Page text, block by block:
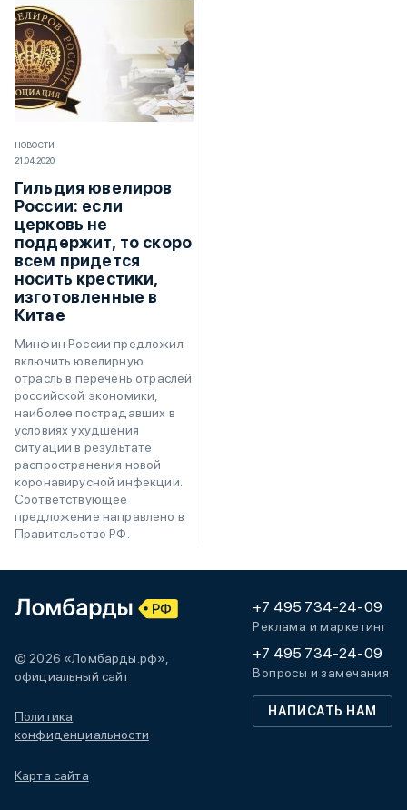
НОВОСТИ
21.04.2020
Гильдия ювелиров
России: если
церковь не
поддержит, то скоро
всем придется
носить крестики,
изготовленные в
Китае
Минфин России предложил
включить ювелирную
отрасль в перечень отраслей
российской экономики,
наиболее пострадавших в
условиях ухудшения
ситуации в результате
распространения новой
коронавирусной инфекции.
Соответствующее
предложение направлено в
Правительство РФ.
© 2026 «Ломбарды.рф»,
официальный сайт
Политика
конфиденциальности
Карта сайта
+7 495 734-24-09
Реклама и маркетинг
+7 495 734-24-09
Вопросы и замечания
НАПИСАТЬ НАМ